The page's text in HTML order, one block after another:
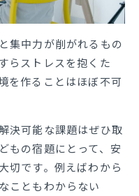
集中力が削がれるもの
らストレスを抱くた
を作ることはほぼ不可
決可能な課題はぜひ取
もの宿題にとって、安
切です。例えばわから
こともわからない